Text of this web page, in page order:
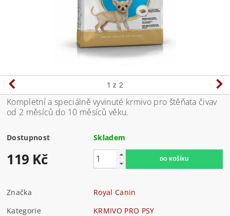
1 z 2
Kompletní a speciálně vyvinuté krmivo pro štěňata čivav
od 2 měsíců do 10 měsíců věku.
Dostupnost Skladem
119 Kč
Značka
Royal Canin
Kategorie
KRMIVO PRO PSY